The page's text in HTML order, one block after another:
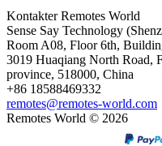
Kontakter Remotes World
Sense Say Technology
Room A08, Floor 6th,
3019 Huaqiang North Road,
province, 518000, China
+86 18588469332
remotes@remotes-world.com
Remotes World © 2026